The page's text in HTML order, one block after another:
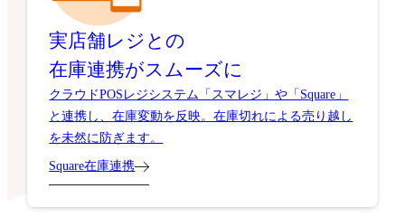
実店舗レジとの
在庫連携がスムーズに
クラウドPOSレジシステム「スマレジ」や「Square」
と連携し、在庫変動を反映。在庫切れによる売り越し
を未然に防ぎます。
Square在庫連携